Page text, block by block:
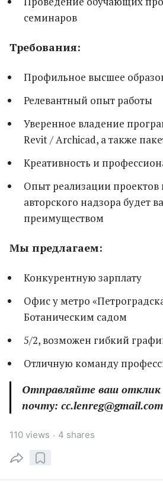
семинаров
Требования:
Профильное высшее
Релевантный опыт работы
Уверенное владение
Revit / Archicad, а также
Креативность и
Опыт реализации проектов
авторского надзора будет
преимуществом
Мы предлагаем:
Конкурентную зарплату
Офис у метро
Ботаническим садом
5/2, возможен гибкий
Отличную команду
Отправляйте ваш отклик
почту: cc.lenreg@gmail.com
110 views · 4 shares